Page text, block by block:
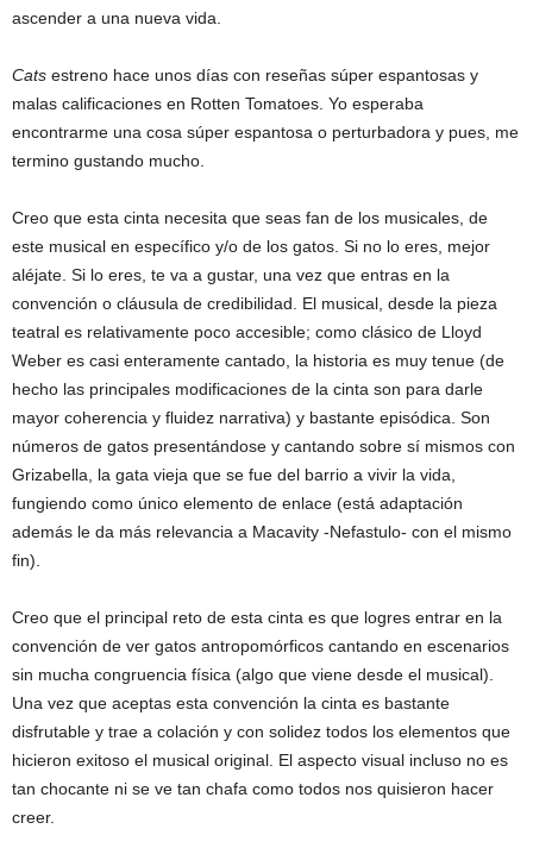
ascender a una nueva vida.
Cats estreno hace unos días con reseñas súper espantosas y
malas calificaciones en Rotten Tomatoes. Yo esperaba
encontrarme una cosa súper espantosa o perturbadora y pues, me
termino gustando mucho.
Creo que esta cinta necesita que seas fan de los musicales, de
este musical en específico y/o de los gatos. Si no lo eres, mejor
aléjate. Si lo eres, te va a gustar, una vez que entras en la
convención o cláusula de credibilidad. El musical, desde la pieza
teatral es relativamente poco accesible; como clásico de Lloyd
Weber es casi enteramente cantado, la historia es muy tenue (de
hecho las principales modificaciones de la cinta son para darle
mayor coherencia y fluidez narrativa) y bastante episódica. Son
números de gatos presentándose y cantando sobre sí mismos con
Grizabella, la gata vieja que se fue del barrio a vivir la vida,
fungiendo como único elemento de enlace (está adaptación
además le da más relevancia a Macavity -Nefastulo- con el mismo
fin).
Creo que el principal reto de esta cinta es que logres entrar en la
convención de ver gatos antropomórficos cantando en escenarios
sin mucha congruencia física (algo que viene desde el musical).
Una vez que aceptas esta convención la cinta es bastante
disfrutable y trae a colación y con solidez todos los elementos que
hicieron exitoso el musical original. El aspecto visual incluso no es
tan chocante ni se ve tan chafa como todos nos quisieron hacer
creer.